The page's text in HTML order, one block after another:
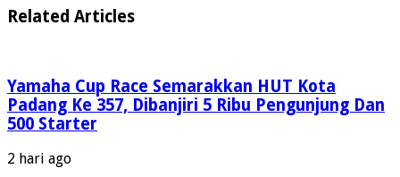
Race
2024
Related Articles
Yamaha Cup Race Semarakkan HUT Kota
Padang Ke 357, Dibanjiri 5 Ribu Pengunjung Dan
500 Starter
2 hari ago